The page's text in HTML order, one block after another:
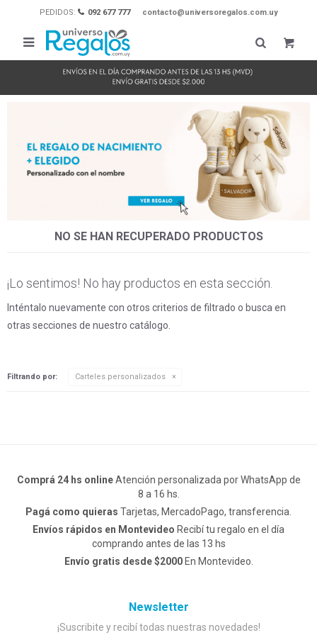
PEDIDOS: 092 677 777 contacto@universoregalos.com.uy

NO SE HAN RECUPERADO PRODUCTOS
¡Lo sentimos! No hay productos en esta sección.
Inténtalo nuevamente con otros criterios de filtrado o busca en
otras secciones de nuestro catálogo.
Filtrando por: Carteles personalizados
Comprá 24 hs onlineAtención personalizada por WhatsApp de
8 a 16 hs.
Pagá como quieras Tarjetas, MercadoPago, transferencia.
Envíos rápidos en Montevideo Recibí tu regalo en el día
comprando antes de las 13 hs
Envío gratis desde $2000En Montevideo.
Newsletter
¡Suscribite y recibí todas nuestras novedades!